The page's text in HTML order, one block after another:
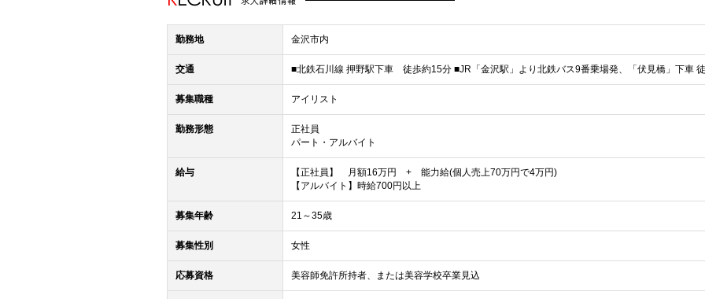
勤務地 金沢市内
交通 ■北鉄石川線 押野駅下車 徒歩約15分 ■JR「金沢駅」より北鉄バス9番乗場発、「伏見橋」下車
募集職種 アイリスト
勤務形態
正社員
パート・アルバイト
給与
【正社員】 月額16万円 + 能力給(個人売上70万円で4万円)
【アルバイト】時給700円以上
募集年齢 21～35歳
募集性別 女性
応募資格 美容師免許所持者、または美容学校卒業見込